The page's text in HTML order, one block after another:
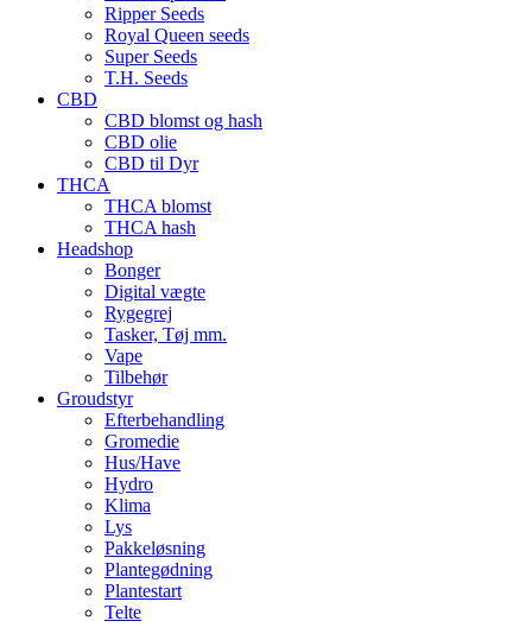
Ripper Seeds
Royal Queen seeds
Super Seeds
T.H. Seeds
CBD
CBD blomst og hash
CBD olie
CBD til Dyr
THCA
THCA blomst
THCA hash
Headshop
Bonger
Digital vægte
Rygegrej
Tasker, Tøj mm.
Vape
Tilbehør
Groudstyr
Efterbehandling
Gromedie
Hus/Have
Hydro
Klima
Lys
Pakkeløsning
Plantegødning
Plantestart
Telte